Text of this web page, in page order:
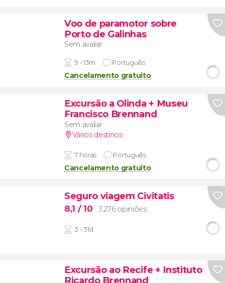
Voo de paramotor sobre
Porto de Galinhas
Sem avaliar
9 - 13m Português
Cancelamento gratuito
Excursão a Olinda + Museu
Francisco Brennand
Sem avaliar
Vários destinos
7 horas Português
Cancelamento gratuito
Seguro viagem Civitatis
8,1 / 10 3.276 opiniões
3 - 31d
Excursão ao Recife + Instituto
Ricardo Brennand